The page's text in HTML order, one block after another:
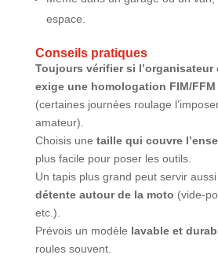
espace.
Conseils pratiques
Toujours vérifier si l’organisateur
exige une homologation FIM/FFM
(certaines journées roulage
amateur).
Choisis une taille qui couvre
plus facile pour poser les outils.
Un tapis plus grand peut servir
détente autour de la moto (vide-
etc.).
Prévois un modèle lavable et
roules souvent.